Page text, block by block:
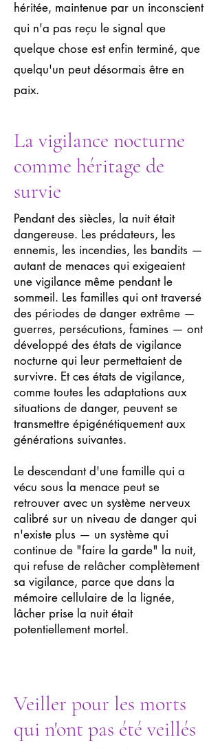
héritée, maintenue par un inconscient
qui n'a pas reçu le signal que
quelque chose est enfin terminé, que
quelqu'un peut désormais être en
paix.
La vigilance nocturne
comme héritage de
survie
Pendant des siècles, la nuit était
dangereuse. Les prédateurs, les
ennemis, les incendies, les bandits —
autant de menaces qui exigeaient
une vigilance même pendant le
sommeil. Les familles qui ont traversé
des périodes de danger extrême —
guerres, persécutions, famines — ont
développé des états de vigilance
nocturne qui leur permettaient de
survivre. Et ces états de vigilance,
comme toutes les adaptations aux
situations de danger, peuvent se
transmettre épigénétiquement aux
générations suivantes.
Le descendant d'une famille qui a
vécu sous la menace peut se
retrouver avec un système nerveux
calibré sur un niveau de danger qui
n'existe plus — un système qui
continue de "faire la garde" la nuit,
qui refuse de relâcher complètement
sa vigilance, parce que dans la
mémoire cellulaire de la lignée,
lâcher prise la nuit était
potentiellement mortel.
Veiller pour les morts
qui n'ont pas été veillés